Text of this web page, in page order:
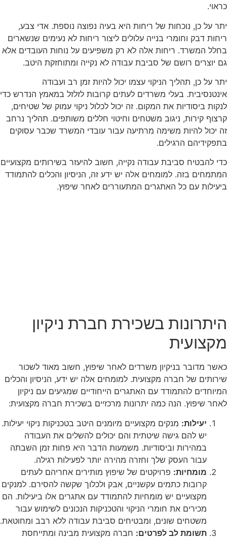
כראוי.
יתר על כן, נוכחות של ריחות היא בעיה נפוצה נוספת. אדי צבע,
ריחות דבק וחומרי בנייה עלולים ליצור ריחות לא נעימים שנשארים
בחלל המשרד. ריחות אלה לא רק משפיעים על נוחות העובדים אלא
גם יוצרים רושם של סביבת עבודה לא נקייה ומתוחזקת היטב.
יתר על כן, תהליך הניקוי עצמו יכול להיות זמן רב ועבודה
אינטנסיבית. בעלי משרדים לעתים קרובות לזלזל במאמץ הנדרש כדי
לנקות ביסודיות את המקום. זה יכול לכלול ניקוי עמוק של שטיחים,
קרצוף קירות, ניגוב משטחים וחיטוי חללים משותפים. תהליך נרחב
זה יכול להיות משימה מרתיעה עבור עובדי המשרד שכבר עסוקים
בתפקידיהם הרגילים.
כדי להבטיח סביבת עבודה נקייה, חשוב להיעזר בשירותים מקצועיים
המתמחים בזה. למומחים אלה יש ידע זה, הניסיון והכלים להתמודד
ביעילות עם כל האתגרים המתעוררים לאחר שיפוץ.
היתרונות בשכירת חברת ניקיון
מקצועית
כאשר מדובר בניקיון משרדים לאחר שיפוץ, חשוב מאוד לשכור
שירותים של חברה מקצועית. למומחים אלה יש ידע, הניסיון והכלים
המיוחדים להתמודד עם האתגרים הייחודיים שמגיעים עם ניקיון
לאחר שיפוץ. הנה כמה יתרונות מרכזיים בשכירת חברה מקצועית:
יעילות: מנקים מקצועיים מיומנים היטב בטכניקות ניקוי יעילות.
יש להם גישה שיטתית והם יכולים להשלים את העבודה
במהירות וביסודיות. משמעות הדבר היא פחות זמן השבתה
עבור העסק שלך וחזרה מהירה יותר לפעילות רגילה.
מומחיות: פרויקטים של שיפוץ מותירים אחריהם לעתים
קרובות כתמים עקשניים, אבק ולכלוך שקשה להסירם. למנקים
מקצועיים יש מומחיות להתמודד עם אתגרים אלו ביעילות. הם
מכירים את חומרי הניקוי והטכניקות הנכונים לשימוש עבור
משטחים שונים, ומבטיחים סביבת עבודה ללא רבב ומחוטאת.
תשומת לב לפרטים: חברה מקצועית מבינה ומתייחסת